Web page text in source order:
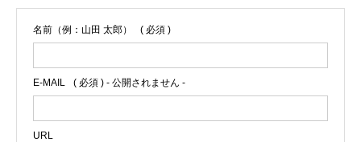
名前（例：山田 太郎） ( 必須 )
E-MAIL ( 必須 ) - 公開されません -
URL